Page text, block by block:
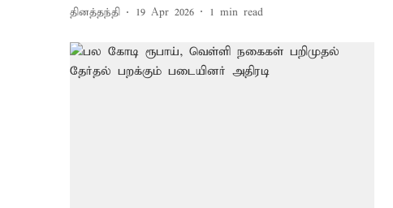
தினத்தந்தி 19 Apr 2026 1 min read